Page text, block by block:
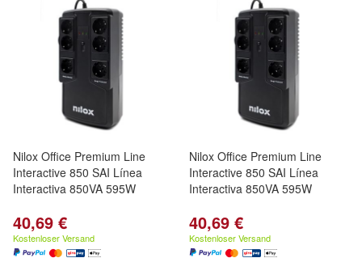
Nilox Office Premium Line
Interactive 850 SAI Línea
Interactiva 850VA 595W
40,69 €
Kostenloser Versand
Nilox Office Premium Line
Interactive 850 SAI Línea
Interactiva 850VA 595W
40,69 €
Kostenloser Versand